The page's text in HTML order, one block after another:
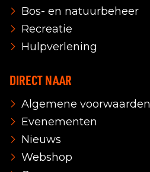
Bos- en natuurbeheer
Recreatie
Hulpverlening
DIRECT NAAR
Algemene voorwaarden
Evenementen
Nieuws
Webshop